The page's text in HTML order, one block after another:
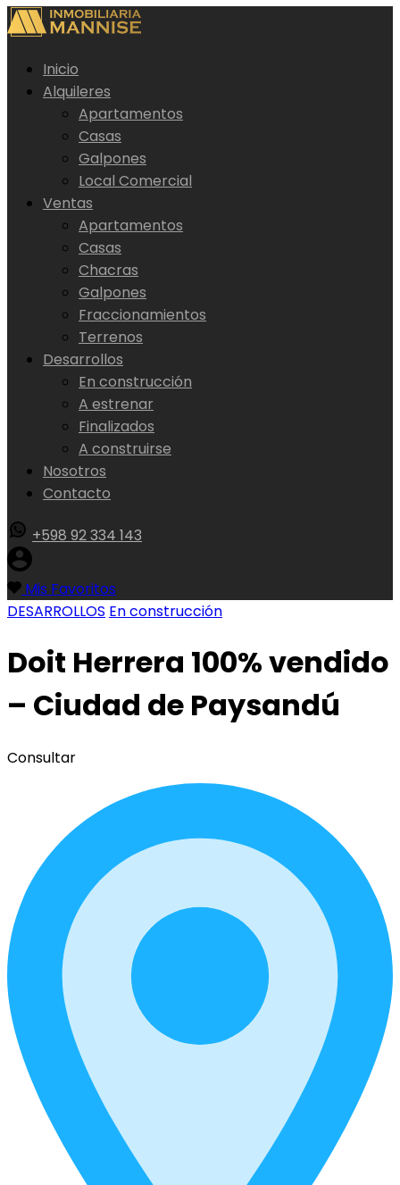
Inicio
Alquileres
Apartamentos
Casas
Galpones
Local Comercial
Ventas
Apartamentos
Casas
Chacras
Galpones
Fraccionamientos
Terrenos
Desarrollos
En construcción
A estrenar
Finalizados
A construirse
Nosotros
Contacto
+598 92 334 143
Mis Favoritos
DESARROLLOS En construcción
Doit Herrera 100% vendido
– Ciudad de Paysandú
Consultar